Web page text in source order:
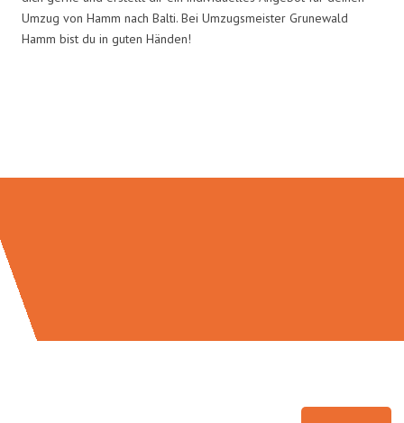
Umzug von Hamm nach Balti. Bei Umzugsmeister Grunewald
Hamm bist du in guten Händen!